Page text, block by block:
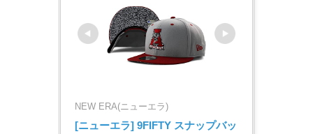
NEW ERA(ニューエラ)
[ニューエラ] 9FIFTY スナップバッ